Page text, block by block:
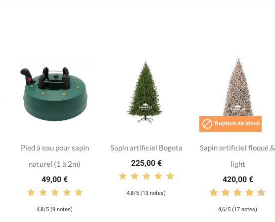
Pied à eau pour sapin
naturel (1 à 2m)
49,00 €
4,8/5 (9 notes)
Sapin artificiel Bogota
225,00 €
4,8/5 (13 notes)
 Rupture de stock
Sapin artificiel floqué &
light
420,00 €
4,6/5 (17 notes)